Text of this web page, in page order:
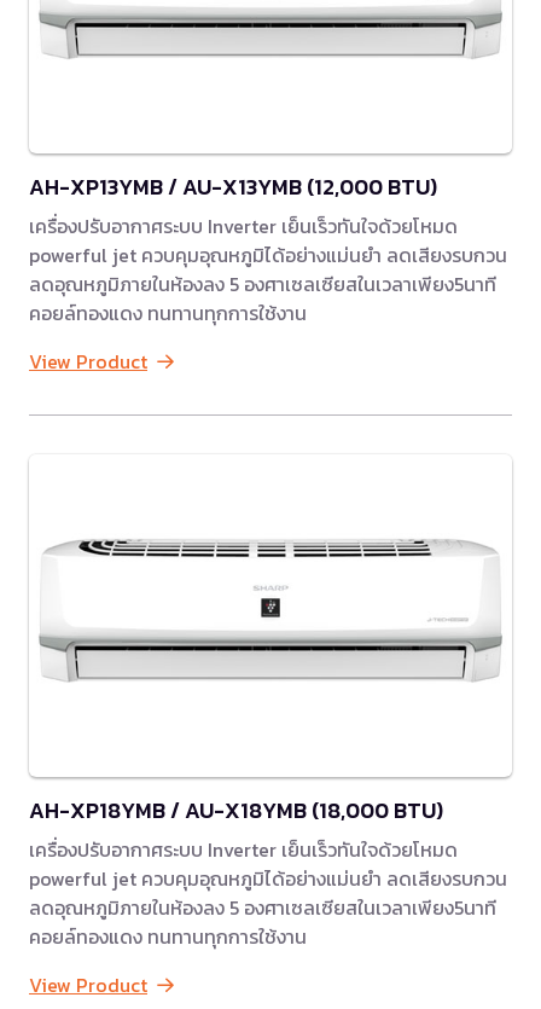
AH-XP13YMB / AU-X13YMB (12,000 BTU)
เครื่องปรับอากาศระบบ Inverter เย็นเร็วทันใจด้วยโหมด
powerful jet ควบคุมอุณหภูมิได้อย่างแม่นยำ ลดเสียงรบกวน
ลดอุณหภูมิภายในห้องลง 5 องศาเซลเซียสในเวลาเพียง5นาที
คอยล์ทองแดง ทนทานทุกการใช้งาน
View Product
AH-XP18YMB / AU-X18YMB (18,000 BTU)
เครื่องปรับอากาศระบบ Inverter เย็นเร็วทันใจด้วยโหมด
powerful jet ควบคุมอุณหภูมิได้อย่างแม่นยำ ลดเสียงรบกวน
ลดอุณหภูมิภายในห้องลง 5 องศาเซลเซียสในเวลาเพียง5นาที
คอยล์ทองแดง ทนทานทุกการใช้งาน
View Product